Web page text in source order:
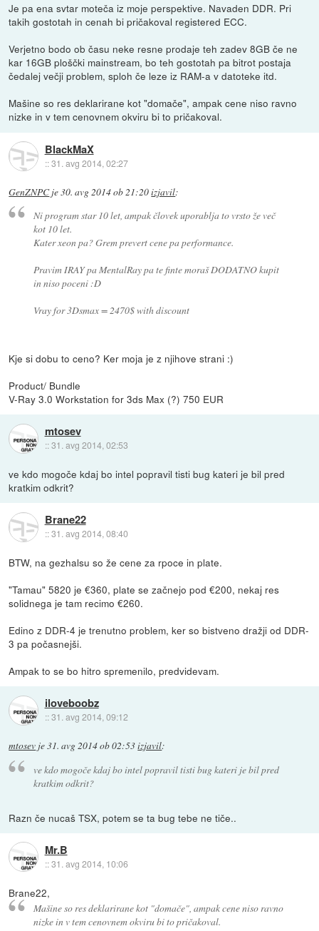
Je pa ena svtar moteča iz moje perspektive. Navaden DDR. Pri
takih gostotah in cenah bi pričakoval registered ECC.
Verjetno bodo ob času neke resne prodaje teh zadev 8GB če ne
kar 16GB ploščki mainstream, bo teh gostotah pa bitrot postaja
čedalej večji problem, sploh če leze iz RAM-a v datoteke itd.
Mašine so res deklarirane kot "domače", ampak cene niso ravno
nizke in v tem cenovnem okviru bi to pričakoval.
BlackMaX
::31. avg 2014, 02:27
GenZNPCje30. avg 2014 ob 21:20izjavil:
Ni program star 10 let, ampak človek uporablja to vrsto že več
kot 10 let.
Kater xeon pa? Grem prevert cene pa performance.
Pravim IRAY pa MentalRay pa te finte moraš DODATNO kupit
in niso poceni :D
Vray for 3Dsmax = 2470$ with discount
Kje si dobu to ceno? Ker moja je z njihove strani :)
Product/ Bundle
V-Ray 3.0 Workstation for 3ds Max (?) 750 EUR
mtosev
::31. avg 2014, 02:53
ve kdo mogoče kdaj bo intel popravil tisti bug kateri je bil pred
kratkim odkrit?
Brane22
::31. avg 2014, 08:40
BTW, na gezhalsu so že cene za rpoce in plate.
"Tamau" 5820 je €360, plate se začnejo pod €200, nekaj res
solidnega je tam recimo €260.
Edino z DDR-4 je trenutno problem, ker so bistveno dražji od DDR-
3 pa počasnejši.
Ampak to se bo hitro spremenilo, predvidevam.
iloveboobz
::31. avg 2014, 09:12
mtosev je31. avg 2014 ob 02:53izjavil:
ve kdo mogoče kdaj bo intel popravil tisti bug kateri je bil pred
kratkim odkrit?
Razn če nucaš TSX, potem se ta bug tebe ne tiče..
Mr.B
::31. avg 2014, 10:06
Brane22,
Mašine so res deklarirane kot "domače", ampak cene niso ravno
nizke in v tem cenovnem okviru bi to pričakoval.